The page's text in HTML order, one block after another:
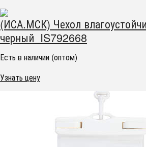
(ИСА.МСК) Чехол
черный IS792668
Есть в наличии (оптом)
Узнать цену